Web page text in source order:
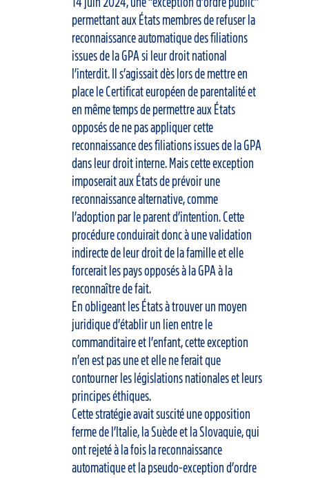
permettant aux États membres de refuser la
reconnaissance automatique des filiations
issues de la GPA si leur droit national
l’interdit. Il s’agissait dès lors de mettre en
place le Certificat européen de parentalité et
en même temps de permettre aux États
opposés de ne pas appliquer cette
reconnaissance des filiations issues de la GPA
dans leur droit interne. Mais cette exception
imposerait aux États de prévoir une
reconnaissance alternative, comme
l’adoption par le parent d’intention. Cette
procédure conduirait donc à une validation
indirecte de leur droit de la famille et elle
forcerait les pays opposés à la GPA à la
reconnaître de fait.
En obligeant les États à trouver un moyen
juridique d’établir un lien entre le
commanditaire et l’enfant, cette exception
n’en est pas une et elle ne ferait que
contourner les législations nationales et leurs
principes éthiques.
Cette stratégie avait suscité une opposition
ferme de l’Italie, la Suède et la Slovaquie, qui
ont rejeté à la fois la reconnaissance
automatique et la pseudo-exception d’ordre